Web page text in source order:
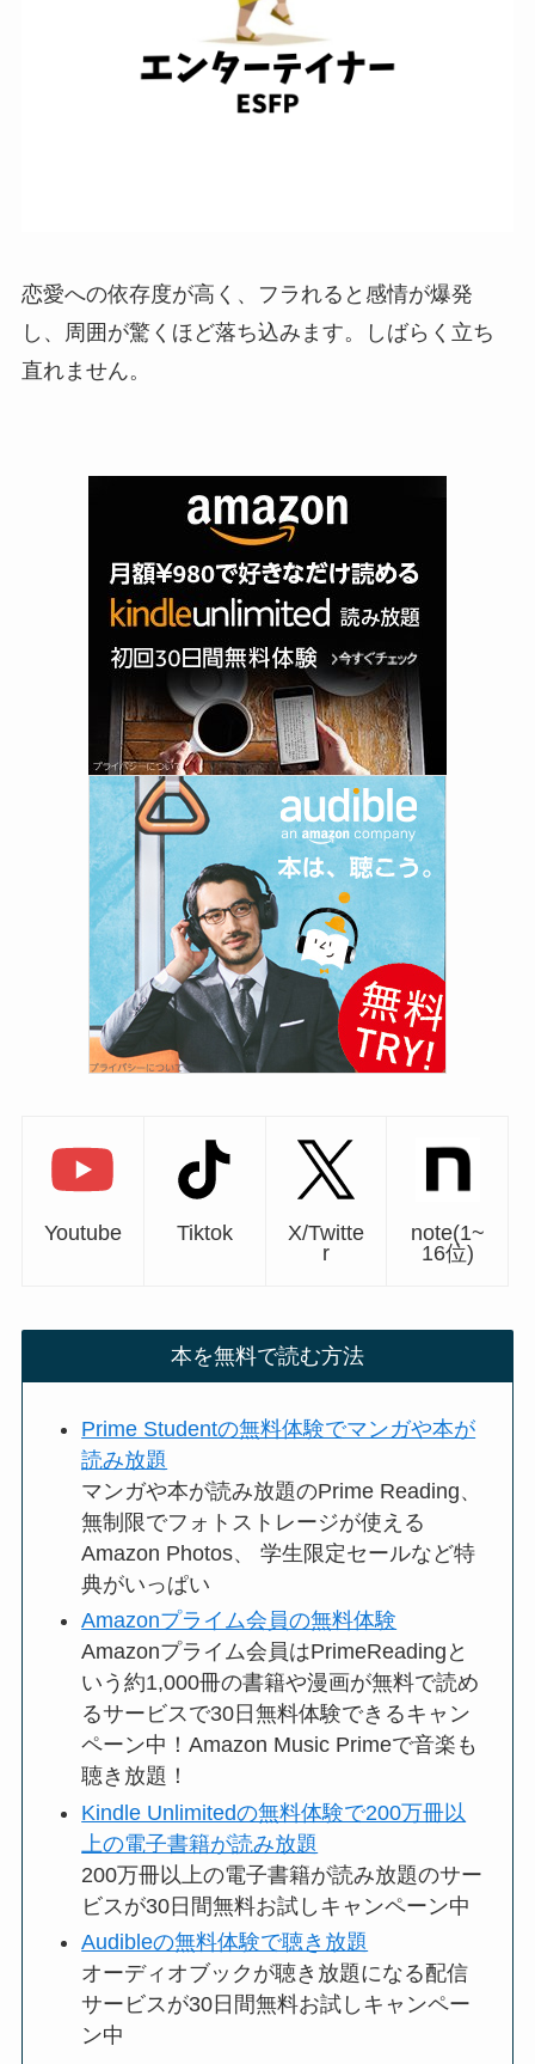
恋愛への依存度が高く、フラれると感情が爆発
し、周囲が驚くほど落ち込みます。しばらく立ち
直れません。
Youtube Tiktok
X/Twitte
r
note(1~
16位)
本を無料で読む方法
Prime Studentの無料体験でマンガや本が
読み放題
マンガや本が読み放題のPrime Reading、
無制限でフォトストレージが使える
Amazon Photos、 学生限定セールなど特
典がいっぱい
Amazonプライム会員の無料体験
Amazonプライム会員はPrimeReadingと
いう約1,000冊の書籍や漫画が無料で読め
るサービスで30日無料体験できるキャン
ペーン中！Amazon Music Primeで音楽も
聴き放題！
Kindle Unlimitedの無料体験で200万冊以
上の電子書籍が読み放題
200万冊以上の電子書籍が読み放題のサー
ビスが30日間無料お試しキャンペーン中
Audibleの無料体験で聴き放題
オーディオブックが聴き放題になる配信
サービスが30日間無料お試しキャンペー
ン中